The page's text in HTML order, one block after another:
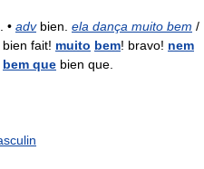
• advbien. ela dança muito bem /
bien fait! muito bem! bravo! nem
bem que bien que.